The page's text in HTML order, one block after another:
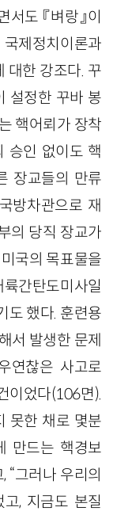
도 『벼랑』이
제정치이론과
대한 강조다. 꾸
설정한 꾸바 봉
핵어뢰가 장착
승인 없이도 핵
장교들의 만류
방차관으로 재
의 당직 장교가
국의 목표물을
간탄도미사일
도 했다. 훈련용
서 발생한 문제
연찮은 사고로
이었다(106면).
못한 채로 몇분
만드는 핵경보
“그러나 우리의
, 지금도 본질